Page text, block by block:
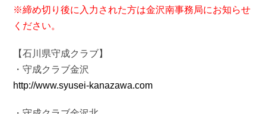
※締め切り後に入力された方は金沢南事務局にお知らせ
ください。
【石川県守成クラブ】
・守成クラブ金沢
http://www.syusei-kanazawa.com